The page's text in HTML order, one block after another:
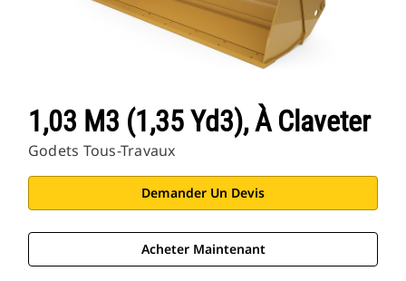
1,03 M3 (1,35 Yd3), À Claveter
Godets Tous-Travaux
Demander Un Devis
Acheter Maintenant